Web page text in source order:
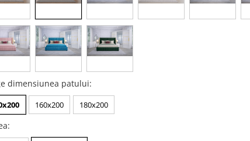
dimensiunea patului:
160x200 180x200
: